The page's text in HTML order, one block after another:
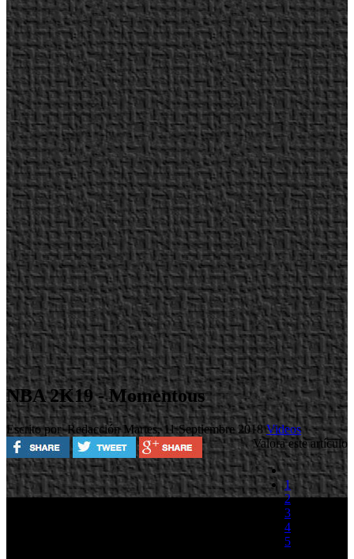
NBA 2K19 - Momentous
Escrito por RedacciónMartes, 11 Septiembre 2018Videos
Valora este artículo
1
2
3
4
5